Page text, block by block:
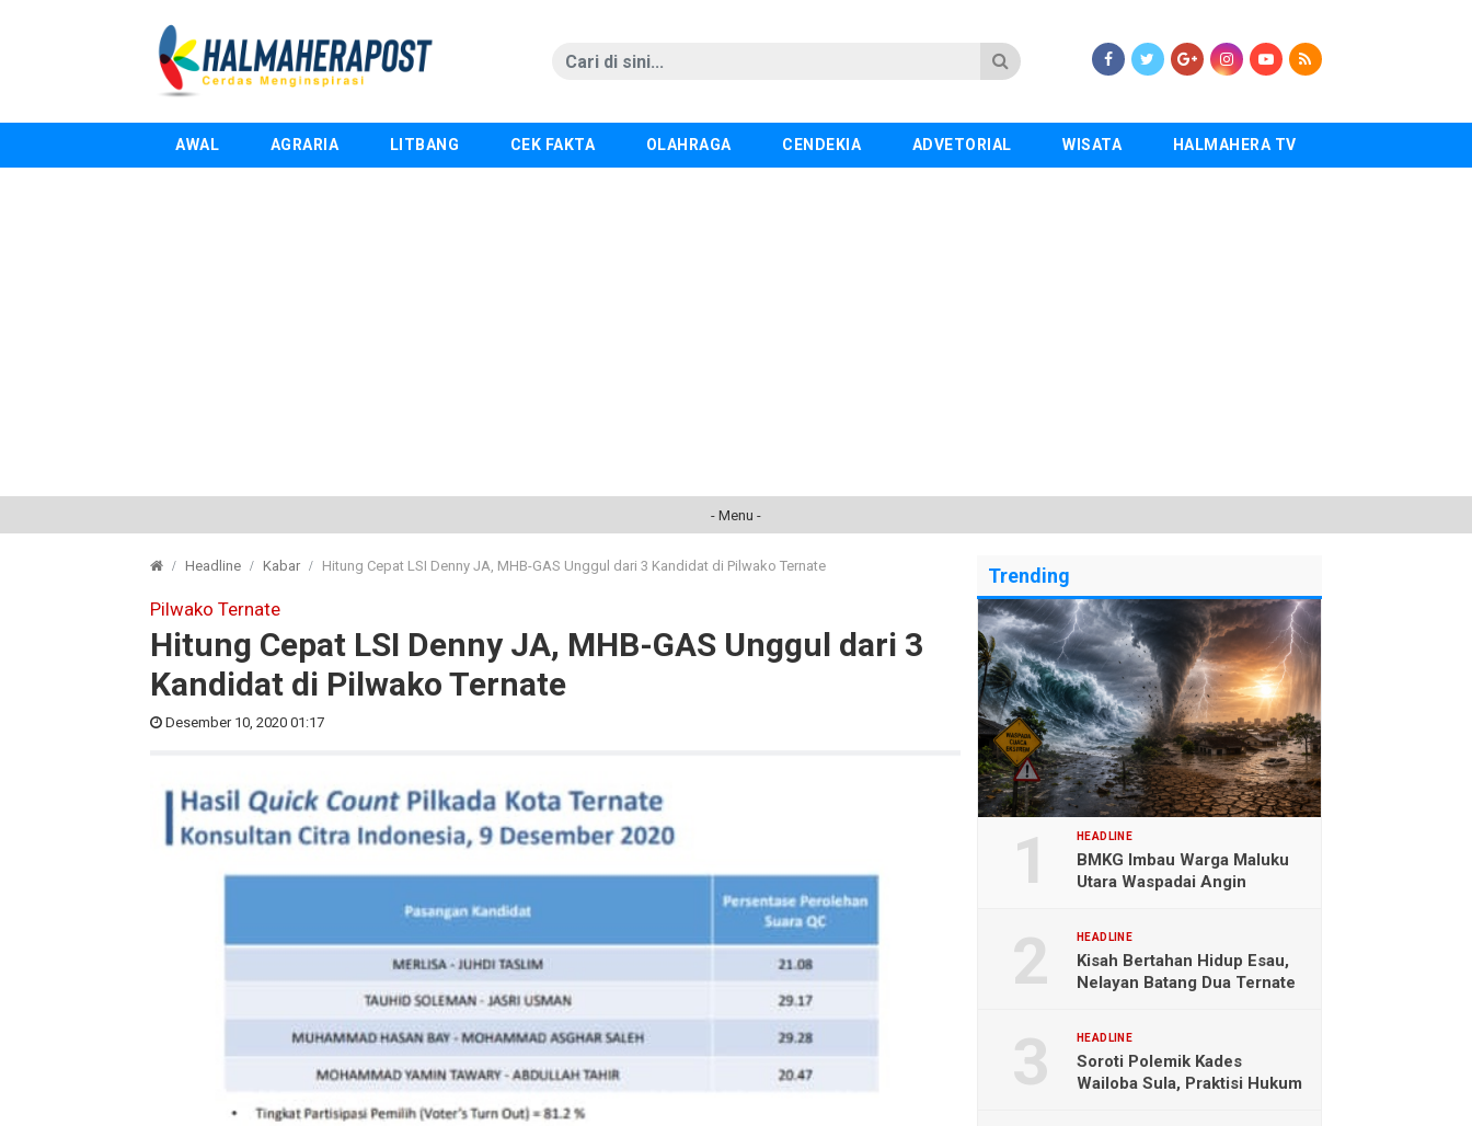
AWAL AGRARIA LITBANG CEK FAKTA OLAHRAGA CENDEKIA ADVETORIAL WISATA HALMAHERA TV
- Menu -
Headline Kabar Hitung Cepat LSI Denny JA, MHB-GAS Unggul dari 3 Kandidat di Pilwako Ternate
Pilwako Ternate
Hitung Cepat LSI Denny JA, MHB-GAS Unggul dari 3
Kandidat di Pilwako Ternate
Desember 10, 2020 01:17
Trending
HEADLINE
BMKG Imbau Warga Maluku
Utara Waspadai Angin
HEADLINE
Kisah Bertahan Hidup Esau,
Nelayan Batang Dua Ternate
HEADLINE
Soroti Polemik Kades
Wailoba Sula, Praktisi Hukum